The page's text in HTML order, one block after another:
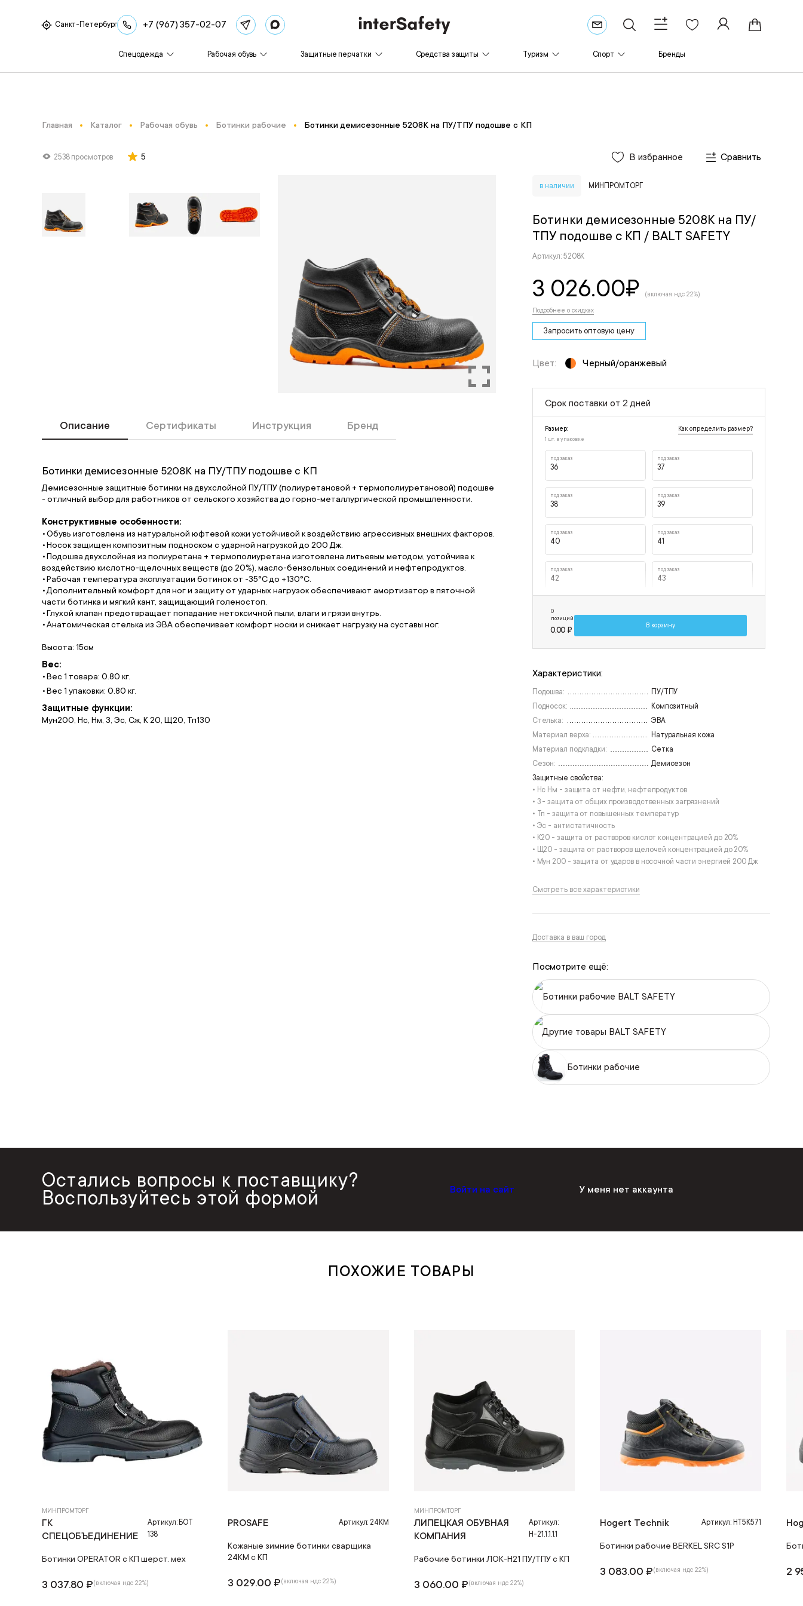
Санкт-Петербург +7 (967) 357-02-07
Спецодежда Рабочая обувь Защитные перчатки Средства защиты Туризм Спорт Бренды
Главная Каталог Рабочая обувь Ботинки рабочие Ботинки демисезонные 5208К на ПУ/ТПУ подошве с КП
2538 просмотров 5 В избранное Сравнить
Описание Сертификаты Инструкция Бренд
Ботинки демисезонные 5208К на ПУ/ТПУ подошве с КП
Демисезонные защитные ботинки на двухслойной ПУ/ТПУ (полиуретановой + термополиуретановой) подошве
- отличный выбор для работников от сельского хозяйства до горно-металлургической промышленности.
Конструктивные особенности:
Обувь изготовлена из натуральной юфтевой кожи устойчивой к воздействию агрессивных внешних факторов.
Носок защищен композитным подноском с ударной нагрузкой до 200 Дж.
Подошва двухслойная из полиуретана + термополиуретана изготовлена литьевым методом, устойчива к
воздействию кислотно-щелочных веществ (до 20%), масло-бензольных соединений и нефтепродуктов.
Рабочая температура эксплуатации ботинок от -35°С до +130°С.
Дополнительный комфорт для ног и защиту от ударных нагрузок обеспечивают амортизатор в пяточной
части ботинка и мягкий кант, защищающий голеностоп.
Глухой клапан предотвращает попадание нетоксичной пыли, влаги и грязи внутрь.
Анатомическая стелька из ЭВА обеспечивает комфорт носки и снижает нагрузку на суставы ног.
Высота: 15см
Вес:
Вес 1 товара: 0.80 кг.
Вес 1 упаковки: 0.80 кг.
Защитные функции:
Мун200, Нс, Нм, З, Эс, Сж, К 20, Щ20, Тп130
в наличии МИНПРОМТОРГ
Ботинки демисезонные 5208К на ПУ/
ТПУ подошве с КП / BALT SAFETY
Артикул: 5208К
3 026.00₽ (включая ндс 22%)
Подробнее о скидках
Запросить оптовую цену
Цвет: Черный/оранжевый
Срок поставки от 2 дней
Размер: Как определить размер?
1 шт. в упаковке
под заказ
36
под заказ
37
под заказ
38
под заказ
39
под заказ
40
под заказ
41
под заказ
42
под заказ
43
44 45
0
позиций
0,00 ₽
В корзину
Характеристики:
Подошва:
ПУ/ТПУ
Подносок:
Композитный
Стелька:
ЭВА
Материал верха:
Натуральная кожа
Материал подкладки:
Сетка
Сезон:
Демисезон
Защитные свойства:
• Нс Нм - защита от нефти, нефтепродуктов
• З - защита от общих производственных загрязнений
• Тп - защита от повышенных температур
• Эс - антистатичность
• К20 - защита от растворов кислот концентрацией до 20%
• Щ20 - защита от растворов щелочей концентрацией до 20%
• Мун 200 - защита от ударов в носочной части энергией 200 Дж
Смотреть все характеристики
Доставка в ваш город
Посмотрите ещё:
Ботинки рабочие BALT SAFETY
Другие товары BALT SAFETY
Ботинки рабочие
Остались вопросы к поставщику?
Воспользуйтесь этой формой
Войти на сайт У меня нет аккаунта
ПОХОЖИЕ ТОВАРЫ
МИНПРОМТОРГ
ГК
СПЕЦОБЪЕДИНЕНИЕ
Артикул: БОТ
138
Ботинки OPERATOR с КП шерст. мех
3 037.80 ₽(включая ндс 22%)
PROSAFE Артикул: 24КМ
Кожаные зимние ботинки сварщика
24КМ с КП
3 029.00 ₽(включая ндс 22%)
МИНПРОМТОРГ
ЛИПЕЦКАЯ ОБУВНАЯ
КОМПАНИЯ
Артикул:
Н-21.1.1.1.1
Рабочие ботинки ЛОК-Н21 ПУ/ТПУ с КП
3 060.00 ₽(включая ндс 22%)
Hogert Technik Артикул: HT5K571
Ботинки рабочие BERKEL SRC S1P
3 083.00 ₽(включая ндс 22%) 2